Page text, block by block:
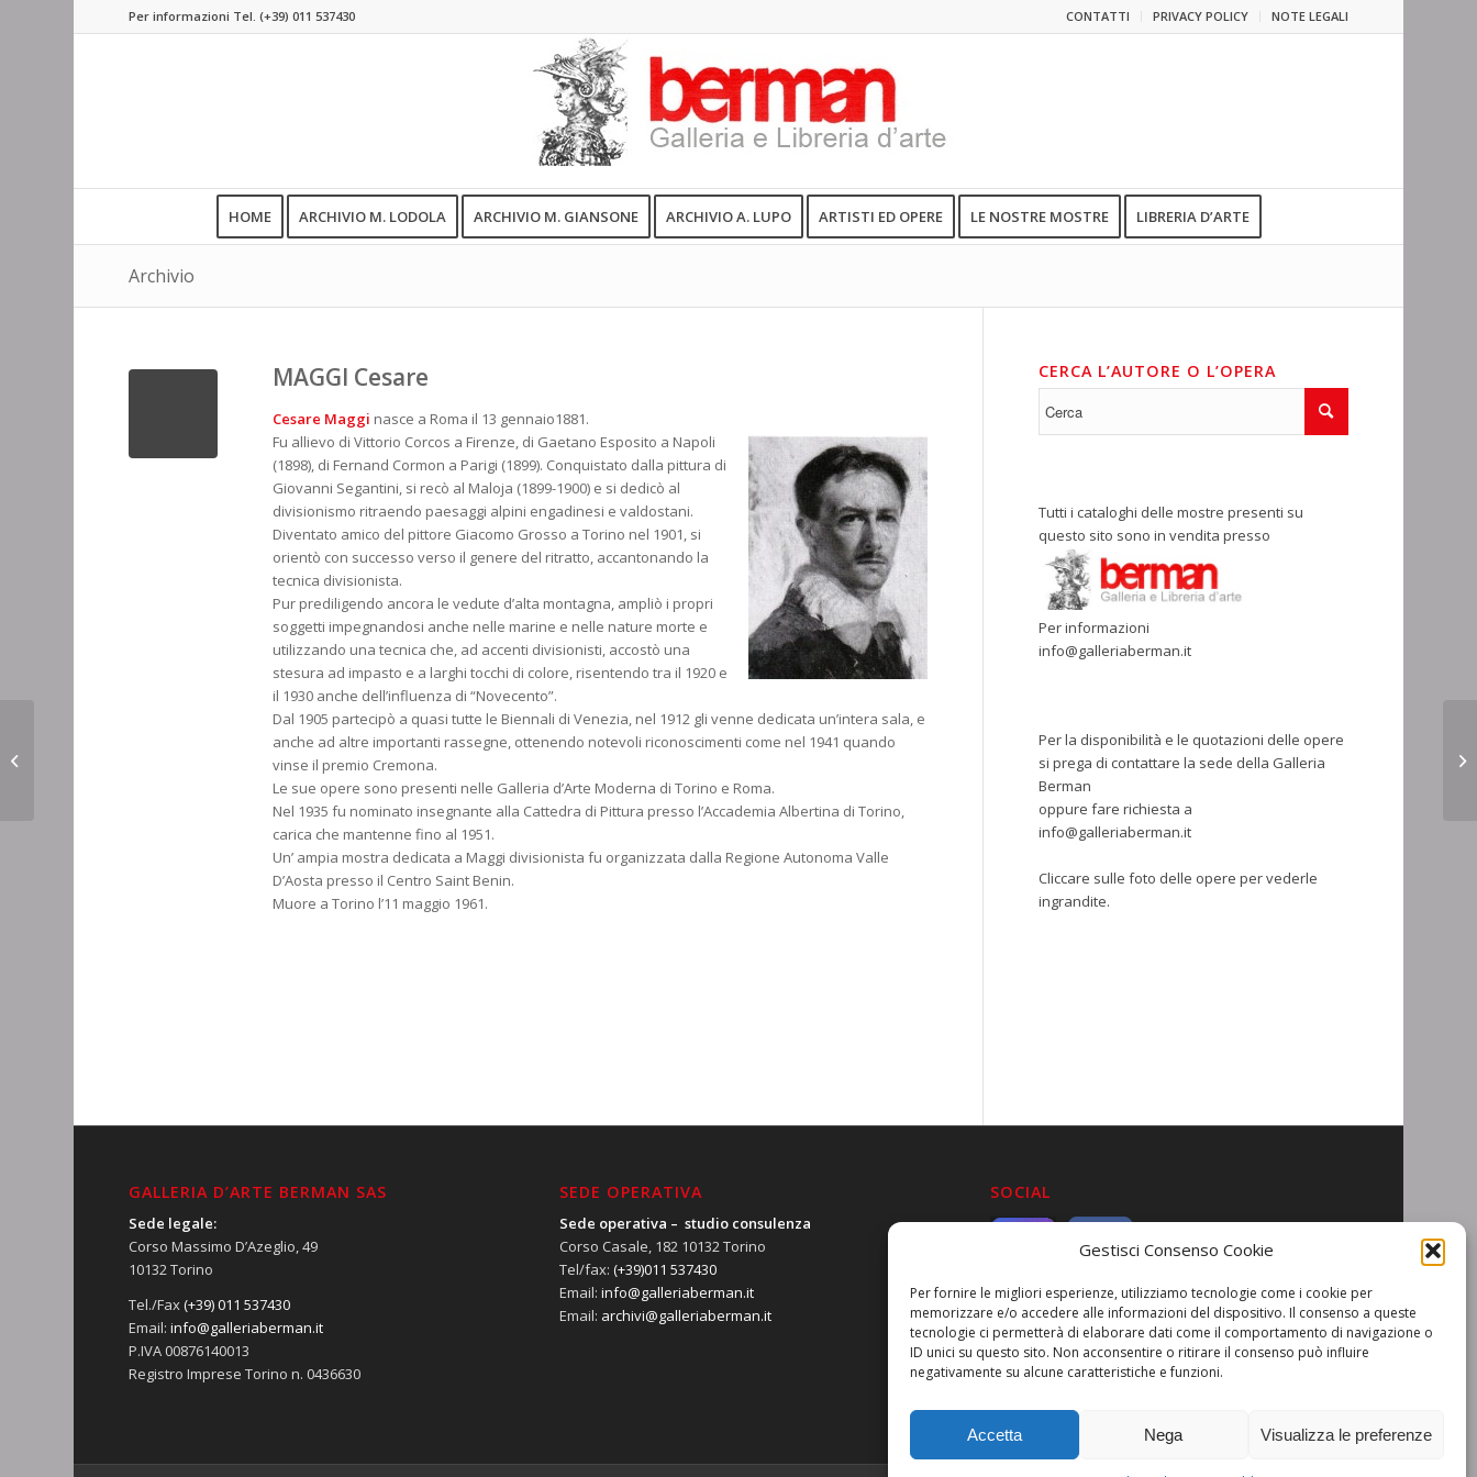
Gestisci Consenso Cookie
Per fornire le migliori esperienze, utilizziamo tecnologie come i cookie per
memorizzare e/o accedere alle informazioni del dispositivo. Il consenso a queste
tecnologie ci permetterà di elaborare dati come il comportamento di navigazione o
ID unici su questo sito. Non acconsentire o ritirare il consenso può influire
negativamente su alcune caratteristiche e funzioni.
Accetta Nega Visualizza le preferenze
CONTATTI PRIVACY POLICY NOTE LEGALI
Per informazioni Tel.(+39) 011 537430
HOME ARCHIVIO M. LODOLA ARCHIVIO M. GIANSONE ARCHIVIO A. LUPO ARTISTI ED OPERE LE NOSTRE MOSTRE LIBRERIA D’ARTE
Archivio
MAGGI Cesare
Cesare Maggi nasce a Roma il 13 gennaio1881.
Fu allievo di Vittorio Corcos a Firenze, di Gaetano Esposito a Napoli
(1898), di Fernand Cormon a Parigi (1899). Conquistato dalla pittura di
Giovanni Segantini, si recò al Maloja (1899-1900) e si dedicò al
divisionismo ritraendo paesaggi alpini engadinesi e valdostani.
Diventato amico del pittore Giacomo Grosso a Torino nel 1901, si
orientò con successo verso il genere del ritratto, accantonando la
tecnica divisionista.
Pur prediligendo ancora le vedute d’alta montagna, ampliò i propri
soggetti impegnandosi anche nelle marine e nelle nature morte e
utilizzando una tecnica che, ad accenti divisionisti, accostò una
stesura ad impasto e a larghi tocchi di colore, risentendo tra il 1920 e
il 1930 anche dell’influenza di “Novecento”.
Dal 1905 partecipò a quasi tutte le Biennali di Venezia, nel 1912 gli venne dedicata un’intera sala, e
anche ad altre importanti rassegne, ottenendo notevoli riconoscimenti come nel 1941 quando
vinse il premio Cremona.
Le sue opere sono presenti nelle Galleria d’Arte Moderna di Torino e Roma.
Nel 1935 fu nominato insegnante alla Cattedra di Pittura presso l’Accademia Albertina di Torino,
carica che mantenne fino al 1951.
Un’ ampia mostra dedicata a Maggi divisionista fu organizzata dalla Regione Autonoma Valle
D’Aosta presso il Centro Saint Benin.
Muore a Torino l’11 maggio 1961.
CERCA L’AUTORE O L’OPERA
Tutti i cataloghi delle mostre presenti su
questo sito sono in vendita presso
Per informazioni
info@galleriaberman.it
Per la disponibilità e le quotazioni delle opere
si prega di contattare la sede della Galleria
Berman
oppure fare richiesta a
info@galleriaberman.it
Cliccare sulle foto delle opere per vederle
ingrandite.
GALLERIA D’ARTE BERMAN SAS
Sede legale:
Corso Massimo D’Azeglio, 49
10132 Torino
Tel./Fax(+39) 011 537430
Email:info@galleriaberman.it
P.IVA 00876140013
Registro Imprese Torino n. 0436630
SEDE OPERATIVA
Sede operativa – studio consulenza
Corso Casale, 182 10132 Torino
Tel/fax:(+39)011 537430
Email:info@galleriaberman.it
Email: archivi@galleriaberman.it
SOCIAL